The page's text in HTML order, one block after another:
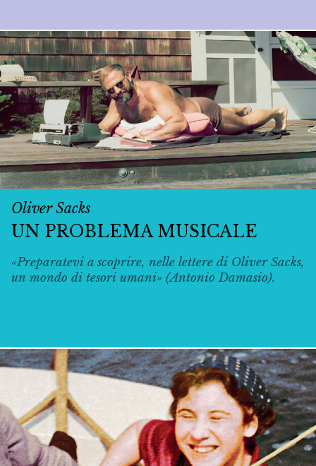
Oliver Sacks
UN PROBLEMA MUSICALE
«Preparatevi a scoprire, nelle lettere di Oliver Sacks,
un mondo di tesori umani» (Antonio Damasio).